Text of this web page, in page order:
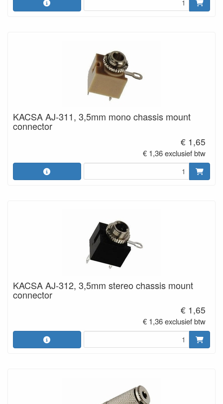
KACSA AJ-311, 3,5mm mono chassis mount
connector
€ 1,65
€ 1,36 exclusief btw
KACSA AJ-312, 3,5mm stereo chassis mount
connector
€ 1,65
€ 1,36 exclusief btw